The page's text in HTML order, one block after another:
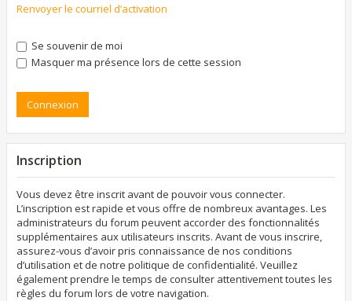
Renvoyer le courriel d’activation
Se souvenir de moi
Masquer ma présence lors de cette session
Inscription
Vous devez être inscrit avant de pouvoir vous connecter.
L’inscription est rapide et vous offre de nombreux avantages. Les
administrateurs du forum peuvent accorder des fonctionnalités
supplémentaires aux utilisateurs inscrits. Avant de vous inscrire,
assurez-vous d’avoir pris connaissance de nos conditions
d’utilisation et de notre politique de confidentialité. Veuillez
également prendre le temps de consulter attentivement toutes les
règles du forum lors de votre navigation.